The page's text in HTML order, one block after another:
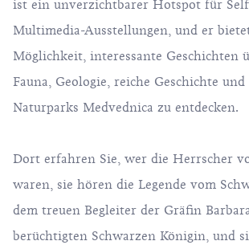
ist ein unverzichtbarer Hotspot für
Multimedia-Ausstellungen, und er
Möglichkeit, interessante Geschichten
Fauna, Geologie, reiche Geschichte und
Naturparks Medvednica zu entdecken.
Dort erfahren Sie, wer die Herrscher
waren, sie hören die Legende vom
dem treuen Begleiter der Gräfin
berüchtigten Schwarzen Königin, und